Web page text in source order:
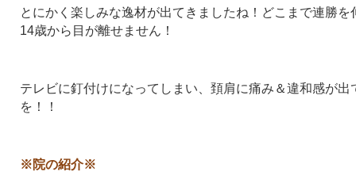
とにかく楽しみな逸材が出てきましたね！どこまで連勝を
14歳から目が離せません！
テレビに釘付けになってしまい、頚肩に痛み＆違和感が出
を！！
※院の紹介※